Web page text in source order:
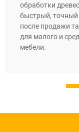
обработки
быстрый, точный
после продажи
для малого и
мебели.